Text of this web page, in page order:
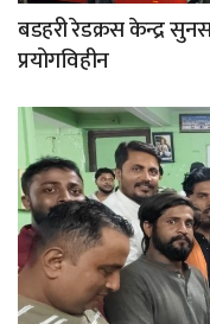
बडहरी रेडक्रस केन्द्र
प्रयोगविहीन